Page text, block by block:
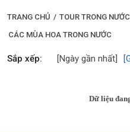
TRANG CHỦ / TOUR TRONG NƯỚC
CÁC MÙA HOA TRONG NƯỚC
Sắp xếp: [Ngày gần nhất]
Dữ liệu